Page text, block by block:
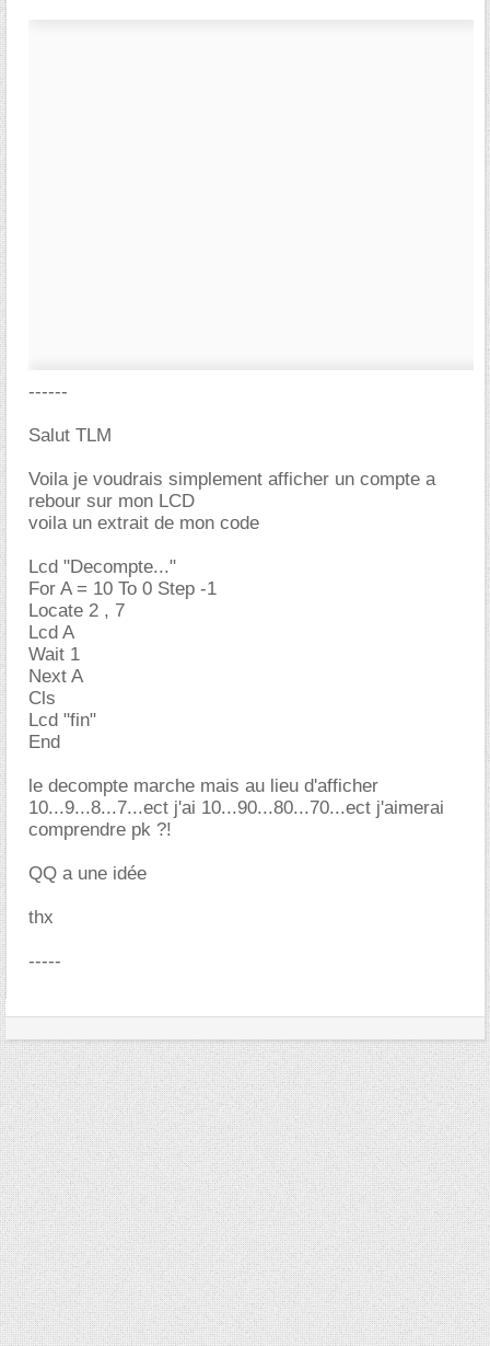
------
Salut TLM
Voila je voudrais simplement afficher un compte a
rebour sur mon LCD
voila un extrait de mon code
Lcd "Decompte..."
For A = 10 To 0 Step -1
Locate 2 , 7
Lcd A
Wait 1
Next A
Cls
Lcd "fin"
End
le decompte marche mais au lieu d'afficher
10...9...8...7...ect j'ai 10...90...80...70...ect j'aimerai
comprendre pk ?!
QQ a une idée
thx
-----